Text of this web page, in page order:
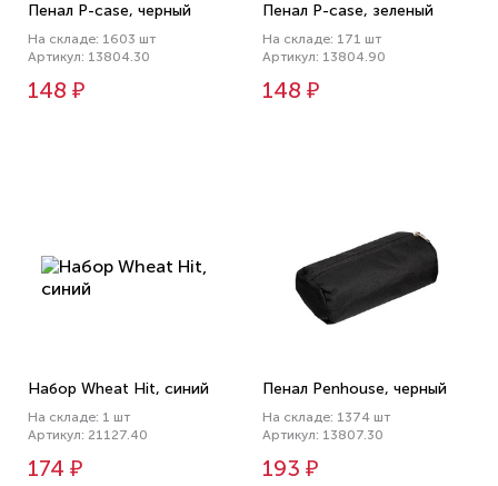
Пенал P-case, черный
На складе: 1603 шт
Артикул: 13804.30
148 ₽
Пенал P-case, зеленый
На складе: 171 шт
Артикул: 13804.90
148 ₽
Набор Wheat Hit, синий
На складе: 1 шт
Артикул: 21127.40
174 ₽
Пенал Penhouse, черный
На складе: 1374 шт
Артикул: 13807.30
193 ₽